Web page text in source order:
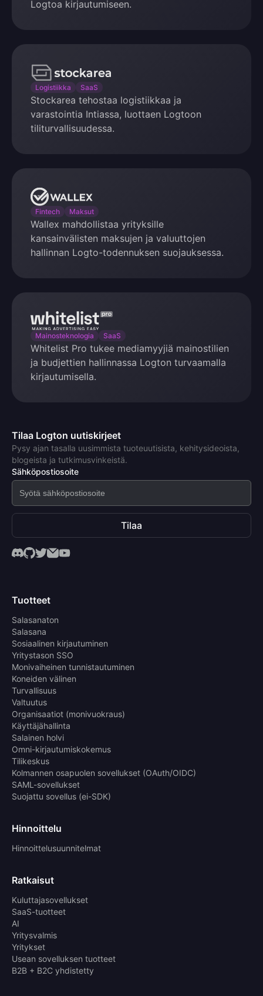
Logtoa kirjautumiseen.
Logistiikka SaaS
Stockarea
Stockarea tehostaa logistiikkaa ja
varastointia Intiassa, luottaen Logtoon
tiliturvallisuudessa.
Fintech Maksut
Wallex
Wallex mahdollistaa yrityksille
kansainvälisten maksujen ja valuuttojen
hallinnan Logto-todennuksen suojauksessa.
Mainosteknologia SaaS
Whitelist
Pro
Whitelist Pro tukee mediamyyjiä mainostilien
ja budjettien hallinnassa Logton turvaamalla
kirjautumisella.
Tilaa Logton uutiskirjeet
Pysy ajan tasalla uusimmista tuoteuutisista, kehitysideoista,
blogeista ja tutkimusvinkeistä.
Sähköpostiosoite
Tilaa
Tuotteet
Salasanaton
Salasana
Sosiaalinen kirjautuminen
Yritystason SSO
Monivaiheinen tunnistautuminen
Koneiden välinen
Turvallisuus
Valtuutus
Organisaatiot (monivuokraus)
Käyttäjähallinta
Salainen holvi
Omni-kirjautumiskokemus
Tilikeskus
Kolmannen osapuolen sovellukset (OAuth/OIDC)
SAML-sovellukset
Suojattu sovellus (ei-SDK)
Hinnoittelu
Hinnoittelusuunnitelmat
Ratkaisut
Kuluttajasovellukset
SaaS-tuotteet
AI
Yritysvalmis
Yritykset
Usean sovelluksen tuotteet
B2B + B2C yhdistetty